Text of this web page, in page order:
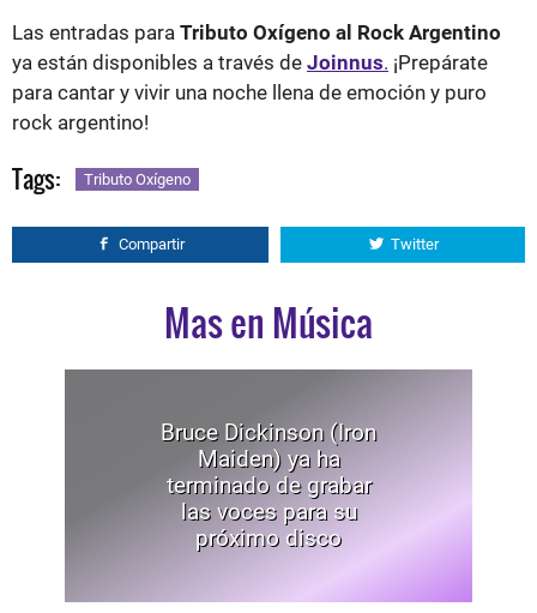
Las entradas para Tributo Oxígeno al Rock Argentino
ya están disponibles a través de Joinnus. ¡Prepárate
para cantar y vivir una noche llena de emoción y puro
rock argentino!
Tags: Tributo Oxígeno
Compartir Twitter
Mas en Música
Bruce Dickinson (Iron
Maiden) ya ha
terminado de grabar
las voces para su
próximo disco